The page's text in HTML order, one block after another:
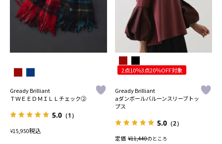
Gready Brilliant
ＴＷＥＥＤＭＩＬＬチェック②
5.0 （1）
¥15,950税込
2点10％3点20％OFF対象
Gready Brilliant
aダンボールバルーンスリーブトッ
プス
5.0 （2）
定価 ¥11,440のところ